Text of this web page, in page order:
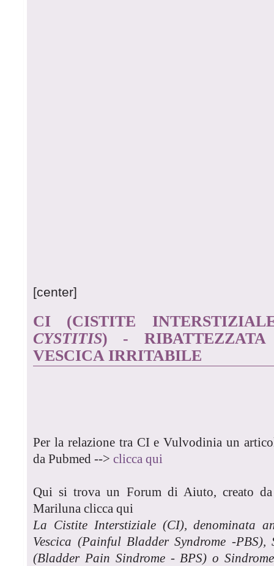
[center]
CI (CISTITE
CYSTITIS) - RIBATTEZZATA
VESCICA IRRITABILE
Per la relazione tra CI e Vulvodinia un
da Pubmed -->clicca qui
Qui si trova un Forum di Aiuto, creato
Mariluna clicca qui
La Cistite Interstiziale (CI), denominata
Vescica (Painful Bladder Syndrome -PBS),
(Bladder Pain Sindrome - BPS) o